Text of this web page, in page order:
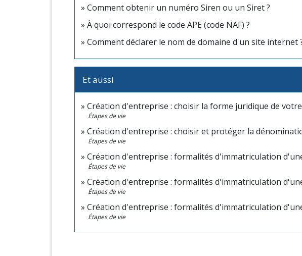
Comment obtenir un numéro Siren ou un Siret ?
À quoi correspond le code APE (code NAF) ?
Comment déclarer le nom de domaine d'un site internet
Et aussi
Création d'entreprise : choisir la forme juridique de
Étapes de vie
Création d'entreprise : choisir et protéger la
Étapes de vie
Création d'entreprise : formalités d'immatriculation
Étapes de vie
Création d'entreprise : formalités d'immatriculation
Étapes de vie
Création d'entreprise : formalités d'immatriculation
Étapes de vie